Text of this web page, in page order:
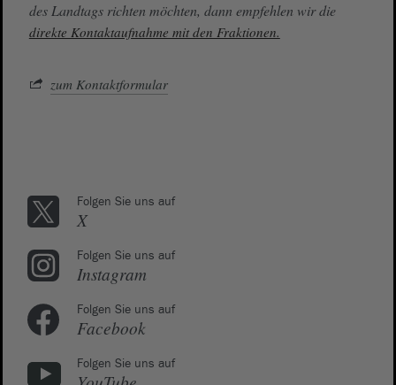
des Landtags richten möchten, dann empfehlen wir die
direkte Kontaktaufnahme mit den Fraktionen.
zum Kontaktformular
Folgen Sie uns auf
X
Folgen Sie uns auf
Instagram
Folgen Sie uns auf
Facebook
Folgen Sie uns auf